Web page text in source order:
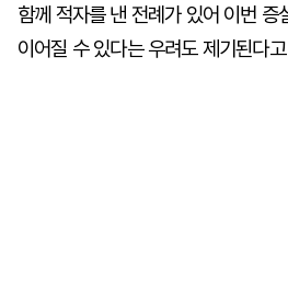
함께 적자를 낸 전례가 있어 이번 증
이어질 수 있다는 우려도 제기된다